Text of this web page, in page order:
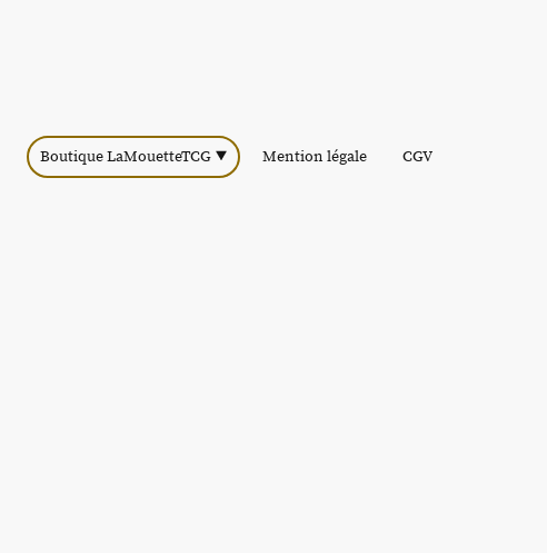
Boutique LaMouetteTCG Mention légale CGV